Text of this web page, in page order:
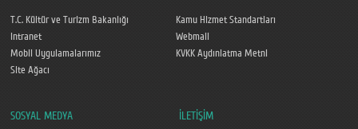
T.C. Kültür ve Turizm Bakanlığı
Kamu Hizmet Standartları
Intranet
Webmail
Mobil Uygulamalarımız
KVKK Aydınlatma Metni
Site Ağacı
SOSYAL MEDYA İLETİŞİM